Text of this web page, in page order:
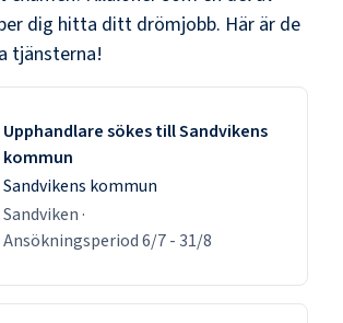
dig hitta ditt drömjobb. Här är de
tjänsterna!
Upphandlare sökes till Sandvikens
kommun
Sandvikens kommun
Sandviken ·
Ansökningsperiod6/7-31/8